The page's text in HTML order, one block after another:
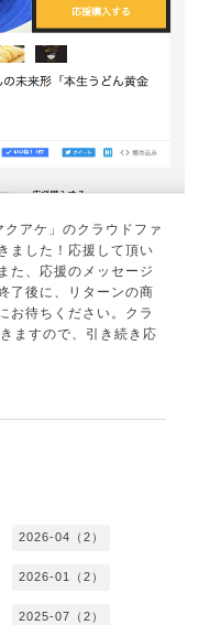
アケ」のクラウドファ
ました！応援して頂い
た、応援のメッセージ
了後に、リターンの商
お待ちください。クラ
ますので、引き続き応
2026-04（2）
2026-01（2）
2025-07（2）